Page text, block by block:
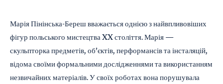
Марія Пінінська-Береш вважається однією з найвпливовіших
фігур польського мистецтва XX століття. Марія —
скульпторка предметів, об’єктів, перформансів та інсталяцій,
відома своїми формальними дослідженнями та використанням
незвичайних матеріалів. У своїх роботах вона порушувала